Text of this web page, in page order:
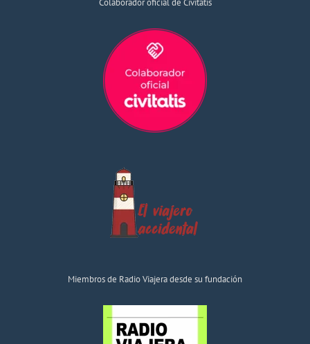
Miembros de Radio Viajera desde su fundación